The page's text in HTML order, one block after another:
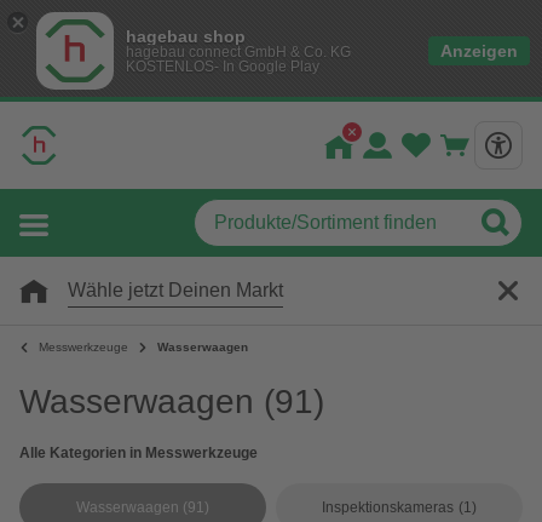
hagebau shop
hagebau connect GmbH & Co. KG
KOSTENLOS- In Google Play
Anzeigen
Wähle jetzt Deinen Markt
Messwerkzeuge Wasserwaagen
Wasserwaagen (91)
Alle Kategorien in Messwerkzeuge
Wasserwaagen (91) Inspektionskameras (1)